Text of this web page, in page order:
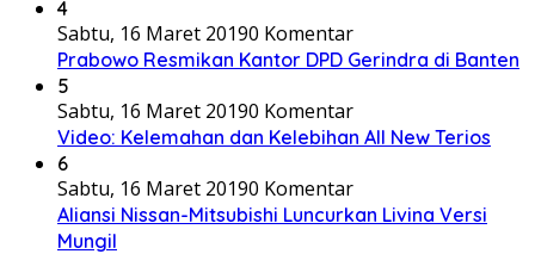
4
Sabtu, 16 Maret 20190 Komentar
Prabowo Resmikan Kantor DPD Gerindra di Banten
5
Sabtu, 16 Maret 20190 Komentar
Video: Kelemahan dan Kelebihan All New Terios
6
Sabtu, 16 Maret 20190 Komentar
Aliansi Nissan-Mitsubishi Luncurkan Livina Versi
Mungil